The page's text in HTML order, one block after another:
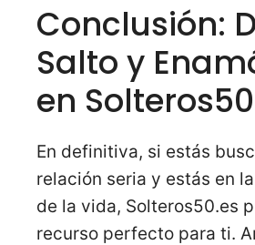
Conclusión:
Salto y
en
En definitiva, si estás
relación seria y estás en
de la vida, Solteros50.es
recurso perfecto para ti.